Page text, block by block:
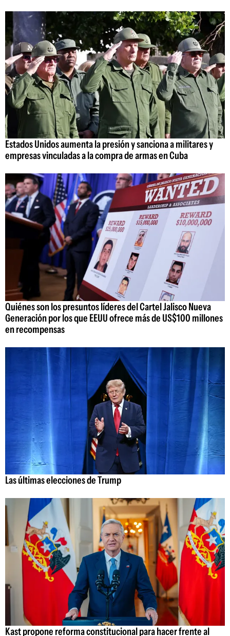
Estados Unidos aumenta la presión y sanciona a militares y
empresas vinculadas a la compra de armas en Cuba
Quiénes son los presuntos líderes del Cartel Jalisco Nueva
Generación por los que EEUU ofrece más de US$100 millones
en recompensas
Las últimas elecciones de Trump
Kast propone reforma constitucional para hacer frente al